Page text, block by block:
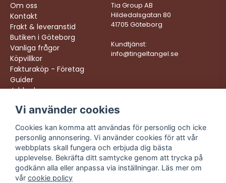
Om oss
Kontakt
Frakt & leveranstid
Butiken i Göteborg
Vanliga frågor
Köpvillkor
Fakturaköp - Företag
Guider
Jobba hos oss
Tia Group AB
Hildedalsgatan 80
41705 Göteborg
Kundtjänst:
info@tingeltangel.se
Följ oss:
Instagram
Facebook
TikTok
YouTube
Vi levererar:
Snabba leveranser
Trygga köp
Fri frakt över 499:-
Trevlig kundtjänst
Vi använder cookies
Cookies kan komma att användas för personlig och icke
personlig annonsering. Vi använder cookies för att vår
webbplats skall fungera och erbjuda dig bästa
upplevelse. Bekräfta ditt samtycke genom att trycka på
godkänn alla eller anpassa via inställningar. Läs mer om
vår cookie policy